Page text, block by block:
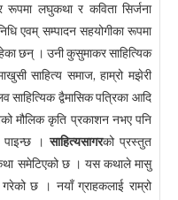
रूपमा लघुकथा र कविता सिर्जना
एवम् सम्पादन सहयोगीका रूपमा
छन् । उनी कुसुमाकर साहित्यिक
साहित्य समाज, हाम्रो मझेरी
साहित्यिक द्वैमासिक पत्रिका आदि
मौलिक कृति प्रकाशन नभए पनि
पाइन्छ ।साहित्यसागरको प्रस्तुत
समेटिएको छ । यस कथाले मासु
छ । नयाँ ग्राहकलाई राम्रो